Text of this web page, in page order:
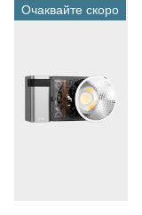
Очаквайте скоро